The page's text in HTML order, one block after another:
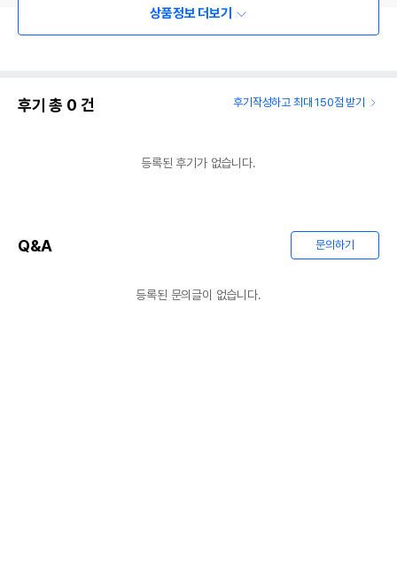
상품정보 더보기
후기 총 0 건 후기작성하고 최대 150점 받기
등록된 후기가 없습니다.
Q&A 문의하기
등록된 문의글이 없습니다.